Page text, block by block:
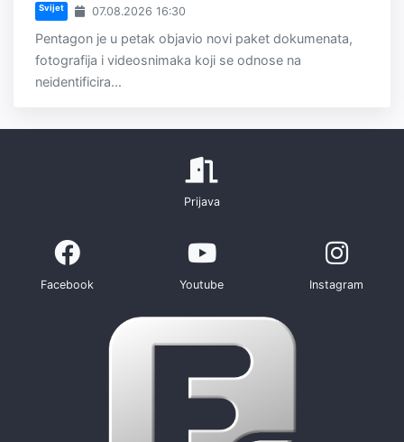
Svijet 07.08.2026 16:30
Pentagon je u petak objavio novi paket dokumenata,
fotografija i videosnimaka koji se odnose na
neidentificira...
Prijava
Facebook Youtube Instagram